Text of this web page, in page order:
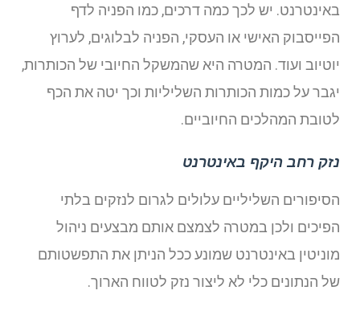
באינטרנט. יש לכך כמה דרכים, כמו הפניה לדף
הפייסבוק האישי או העסקי, הפניה לבלוגים, לערוץ
יוטיוב ועוד. המטרה היא שהמשקל החיובי של הכותרות,
יגבר על כמות הכותרות השליליות וכך יטה את הכף
לטובת המהלכים החיוביים.
נזק רחב היקף באינטרנט
הסיפורים השליליים עלולים לגרום לנזקים בלתי
הפיכים ולכן במטרה לצמצם אותם מבצעים ניהול
מוניטין באינטרנט שמונע ככל הניתן את התפשטותם
של הנתונים כלי לא ליצור נזק לטווח הארוך.